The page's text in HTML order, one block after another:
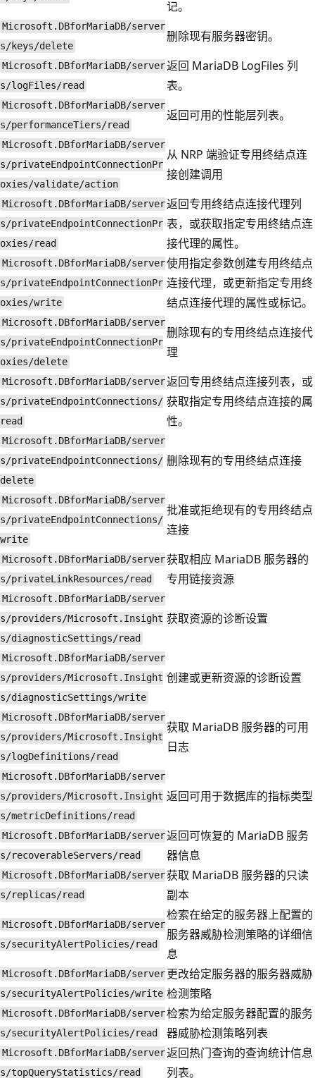
记。
Microsoft.DBforMariaDB/server
s/keys/delete
删除现有服务器密钥。
Microsoft.DBforMariaDB/server
s/logFiles/read
返回 MariaDB LogFiles 列
表。
Microsoft.DBforMariaDB/server
s/performanceTiers/read
返回可用的性能层列表。
Microsoft.DBforMariaDB/server
s/privateEndpointConnectionPr
oxies/validate/action
从 NRP 端验证专用终结点连
接创建调用
Microsoft.DBforMariaDB/server
s/privateEndpointConnectionPr
oxies/read
返回专用终结点连接代理列
表，或获取指定专用终结点连
接代理的属性。
Microsoft.DBforMariaDB/server
s/privateEndpointConnectionPr
oxies/write
使用指定参数创建专用终结点
连接代理，或更新指定专用终
结点连接代理的属性或标记。
Microsoft.DBforMariaDB/server
s/privateEndpointConnectionPr
oxies/delete
删除现有的专用终结点连接代
理
Microsoft.DBforMariaDB/server
s/privateEndpointConnections/
read
返回专用终结点连接列表，或
获取指定专用终结点连接的属
性。
Microsoft.DBforMariaDB/server
s/privateEndpointConnections/
delete
删除现有的专用终结点连接
Microsoft.DBforMariaDB/server
s/privateEndpointConnections/
write
批准或拒绝现有的专用终结点
连接
Microsoft.DBforMariaDB/server
s/privateLinkResources/read
获取相应 MariaDB 服务器的
专用链接资源
Microsoft.DBforMariaDB/server
s/providers/Microsoft.Insight
s/diagnosticSettings/read
获取资源的诊断设置
Microsoft.DBforMariaDB/server
s/providers/Microsoft.Insight
s/diagnosticSettings/write
创建或更新资源的诊断设置
Microsoft.DBforMariaDB/server
s/providers/Microsoft.Insight
s/logDefinitions/read
获取 MariaDB 服务器的可用
日志
Microsoft.DBforMariaDB/server
s/providers/Microsoft.Insight
s/metricDefinitions/read
返回可用于数据库的指标类型
Microsoft.DBforMariaDB/server
s/recoverableServers/read
返回可恢复的 MariaDB 服务
器信息
Microsoft.DBforMariaDB/server
s/replicas/read
获取 MariaDB 服务器的只读
副本
Microsoft.DBforMariaDB/server
s/securityAlertPolicies/read
检索在给定的服务器上配置的
服务器威胁检测策略的详细信
息
Microsoft.DBforMariaDB/server
s/securityAlertPolicies/write
更改给定服务器的服务器威胁
检测策略
Microsoft.DBforMariaDB/server
s/securityAlertPolicies/read
检索为给定服务器配置的服务
器威胁检测策略列表
Microsoft.DBforMariaDB/server
s/topQueryStatistics/read
返回热门查询的查询统计信息
列表。